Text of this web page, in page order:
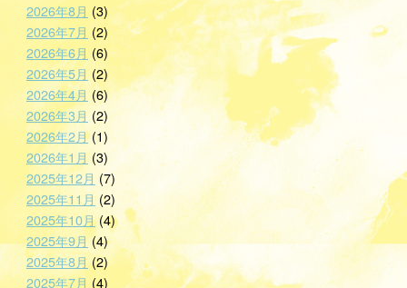
2026年8月 (3)
2026年7月 (2)
2026年6月 (6)
2026年5月(2)
2026年4月 (6)
2026年3月(2)
2026年2月(1)
2026年1月 (3)
2025年12月 (7)
2025年11月(2)
2025年10月(4)
2025年9月(4)
2025年8月(2)
2025年7月 (4)